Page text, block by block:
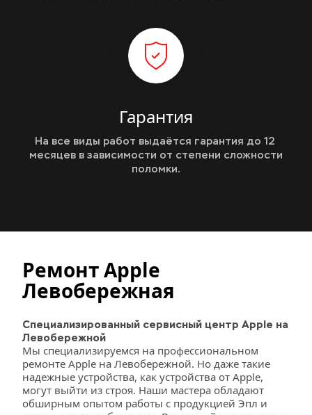
Гарантия
На все виды работ выдаётся гарантия до 12
месяцев в зависимости от степени сложности
поломки.
Ремонт Apple
Левобережная
Специализированный сервисный центр Apple на
Левобережной
Мы специализируемся на профессиональном
ремонте Apple на Левобережной. Но даже такие
надежные устройства, как устройства от Apple,
могут выйти из строя. Наши мастера обладают
обширным опытом работы с продукцией Эпл и